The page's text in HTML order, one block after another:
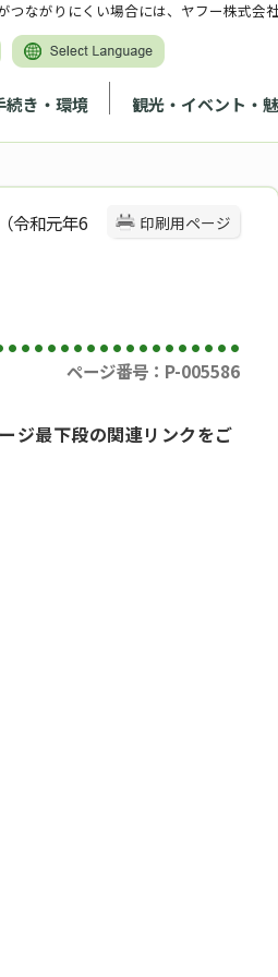
続き・環境 観光・イベント・
つながりにくい場合には、ヤフー株式会
印刷用ページ
令和元年6
ページ番号：P-005586
ジ最下段の関連リンクをご